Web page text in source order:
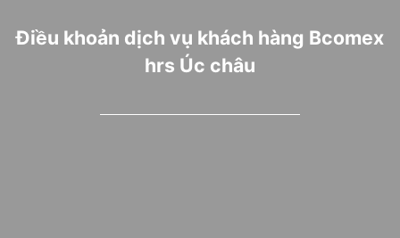
Điều khoản dịch vụ khách hàng Bcomex
hrs Úc châu